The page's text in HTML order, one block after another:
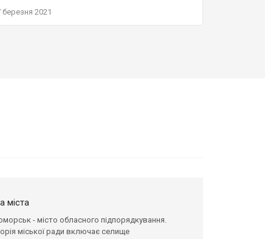
березня 2021
міста
- місто обласного підпорядкування.
міської ради включає селище